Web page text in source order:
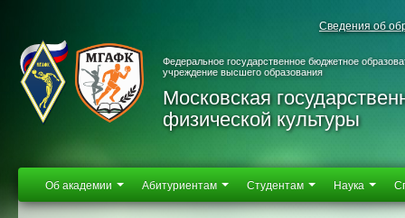
Сведения об
Федеральное государственное бюджетное
учреждение высшего образования
Московская
физической культуры
Об академии Абитуриентам Студентам Наука